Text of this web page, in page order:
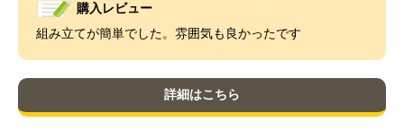
購入レビュー
組み立てが簡単でした。雰囲気も良かったです
詳細はこちら